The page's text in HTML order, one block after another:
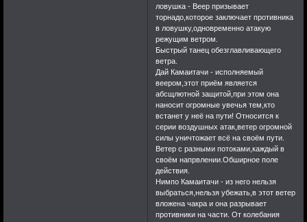
ловушка - Веер призывает
торнадо,которое заключает противника
в ловушку,одновременно атакую
режущим ветром.
Быстрый танец обезглавливающего
ветра.
Дай Камаитачи - исполняемый
веером,этот приём является
абсщлютной защитой,при этом она
наносит огромные увечья тем,кто
встанет у неё на пути! Относится к
серии воздушных атак,ветер огромной
силы уничтожает всё на своём пути.
Ветер с разными потоками,каждый в
своём напрвлении.Обширное поле
действия.
Нимпо Камаитачи - из него нельзя
выбраться,нельзя убежать,в этот ветер
вложена чакра и она разрывает
противники на части. От колебания